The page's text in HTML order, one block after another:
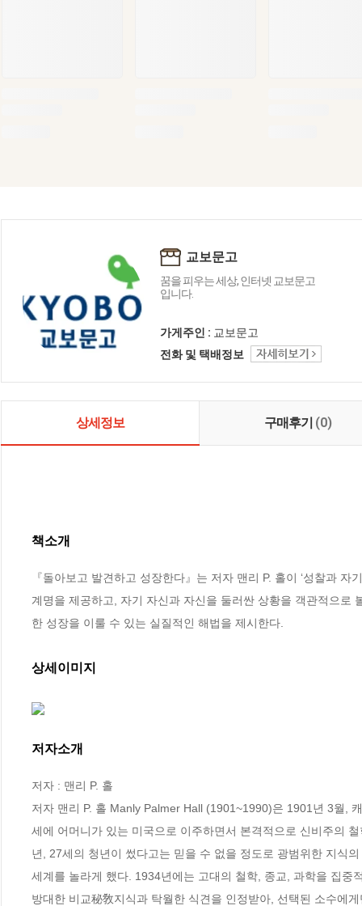
교보문고
꿈을 피우는 세상, 인터넷 교보문고
입니다.
가게주인 : 교보문고
전화 및 택배정보
상세정보 구매후기 (0)
책소개
『돌아보고 발견하고 성장한다』는 저자 맨리 P. 홀이 ‘성찰과
계명을 제공하고, 자기 자신과 자신을 둘러싼 상황을 객관적으로
한 성장을 이룰 수 있는 실질적인 해법을 제시한다.
상세이미지
저자소개
저자 : 맨리 P. 홀
저자 맨리 P. 홀 Manly Palmer Hall (1901~1990)은 1901년 3월,
세에 어머니가 있는 미국으로 이주하면서 본격적으로 신비주의
년, 27세의 청년이 썼다고는 믿을 수 없을 정도로 광범위한 지식
세계를 놀라게 했다. 1934년에는 고대의 철학, 종교, 과학을 집
방대한 비교秘敎지식과 탁월한 식견을 인정받아, 선택된 소수에